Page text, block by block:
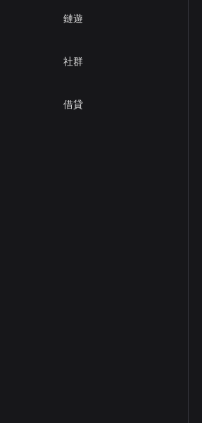
鏈遊
社群
借貸